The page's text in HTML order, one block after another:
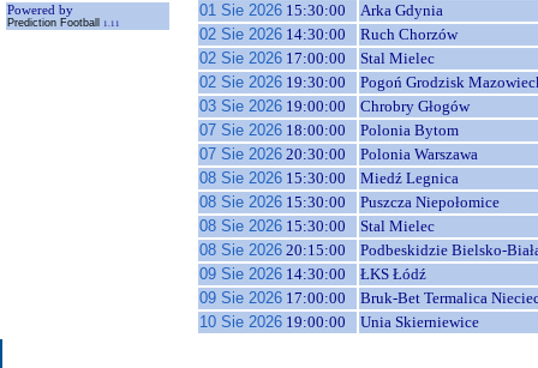
Powered by
Prediction Football 1.11
01 Sie 2026 15:30:00
Arka Gdynia
02 Sie 2026 14:30:00
Ruch Chorzów
02 Sie 2026 17:00:00
Stal Mielec
02 Sie 2026 19:30:00
Pogoń Grodzisk
03 Sie 2026 19:00:00
Chrobry Głogów
07 Sie 2026 18:00:00
Polonia Bytom
07 Sie 2026 20:30:00
Polonia Warszawa
08 Sie 2026 15:30:00
Miedź Legnica
08 Sie 2026 15:30:00
Puszcza Niepołomice
08 Sie 2026 15:30:00
Stal Mielec
08 Sie 2026 20:15:00
Podbeskidzie Bielsko-
09 Sie 2026 14:30:00
ŁKS Łódź
09 Sie 2026 17:00:00
Bruk-Bet Termalica
10 Sie 2026 19:00:00 Unia Skierniewice